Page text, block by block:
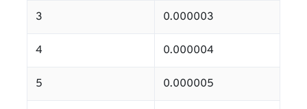
3 0.000003
4 0.000004
5 0.000005